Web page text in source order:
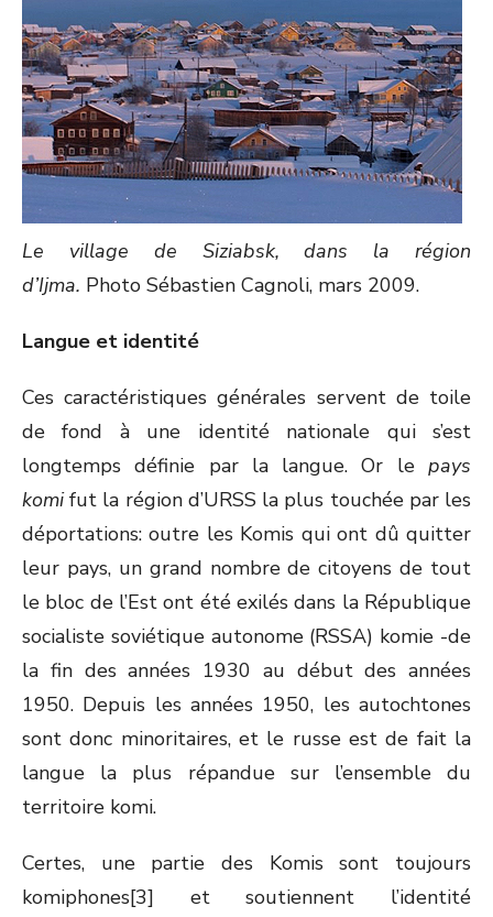
Le village de Siziabsk, dans la région
d’Ijma. Photo Sébastien Cagnoli, mars 2009.
Langue et identité
Ces caractéristiques générales servent de toile
de fond à une identité nationale qui s’est
longtemps définie par la langue. Or le pays
komifut la région d’URSS la plus touchée par les
déportations: outre les Komis qui ont dû quitter
leur pays, un grand nombre de citoyens de tout
le bloc de l’Est ont été exilés dans la République
socialiste soviétique autonome (RSSA) komie -de
la fin des années 1930 au début des années
1950. Depuis les années 1950, les autochtones
sont donc minoritaires, et le russe est de fait la
langue la plus répandue sur l’ensemble du
territoire komi.
Certes, une partie des Komis sont toujours
komiphones[3] et soutiennent l’identité